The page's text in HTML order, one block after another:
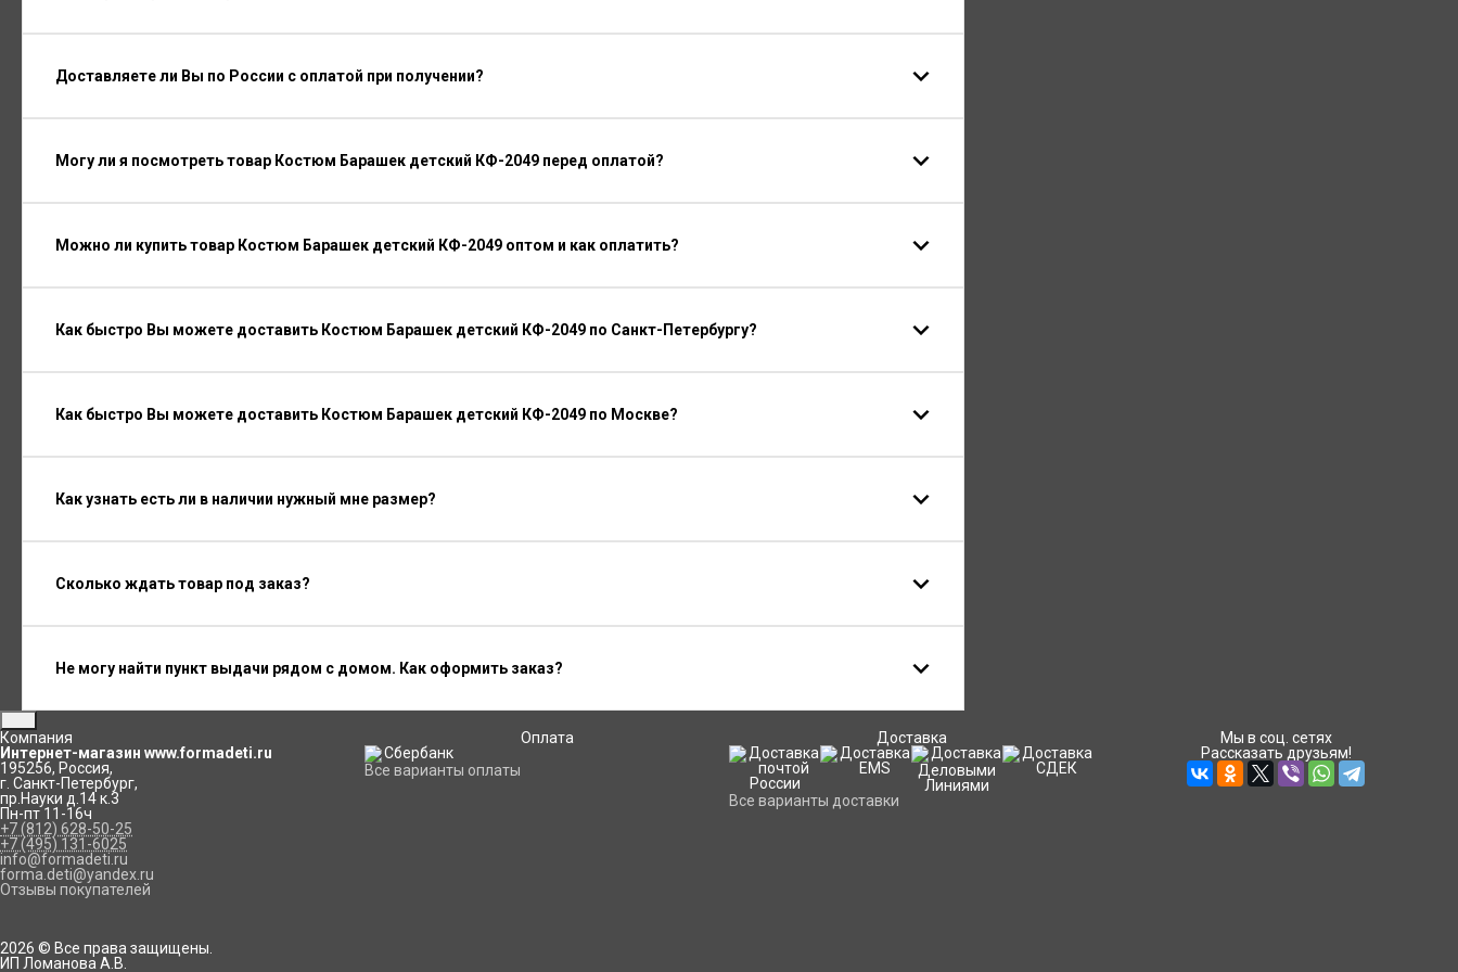
Доставляете ли Вы по России с оплатой при получении?
Могу ли я посмотреть товар Костюм Барашек детский КФ-2049 перед оплатой?
Можно ли купить товар Костюм Барашек детский КФ-2049 оптом и как оплатить?
Как быстро Вы можете доставить Костюм Барашек детский КФ-2049 по Санкт-Петербургу?
Как быстро Вы можете доставить Костюм Барашек детский КФ-2049 по Москве?
Как узнать есть ли в наличии нужный мне размер?
Сколько ждать товар под заказ?
Не могу найти пункт выдачи рядом с домом. Как оформить заказ?
Компания
Интернет-магазин www.formadeti.ru
195256, Россия,
г. Санкт-Петербург,
пр.Науки д.14 к.3
Пн-пт 11-16ч
+7 (812) 628-50-25
+7 (495) 131-6025
info@formadeti.ru
forma.deti@yandex.ru
Отзывы покупателей
Оплата
Все варианты оплаты
Доставка
Все варианты доставки
Мы в соц. сетях
Рассказать друзьям!
2026 © Все права защищены.
ИП Ломанова А.В.